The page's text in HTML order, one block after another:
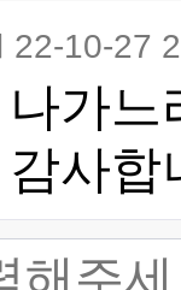
22-10-27
가
사합